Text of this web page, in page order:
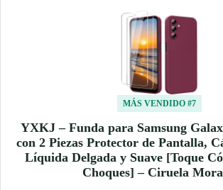
MÁS VENDIDO #7
YXKJ – Funda para Samsung
con 2 Piezas Protector de Pantalla,
Líquida Delgada y Suave [Toque
Choques] – Ciruela